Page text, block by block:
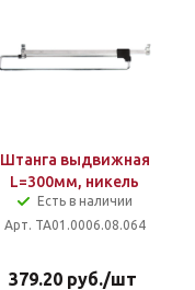
Штанга выдвижная
L=300мм, никель
Есть в наличии
Арт. TA01.0006.08.064
379.20руб./шт